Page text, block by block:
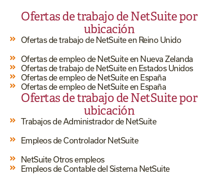
Ofertas de trabajo de NetSuite por
ubicación
Ofertas de trabajo de NetSuite en Reino Unido
Ofertas de empleo de NetSuite en Nueva Zelanda
Ofertas de trabajo de NetSuite en Estados Unidos
Ofertas de empleo de NetSuite en España
Ofertas de empleo de NetSuite en España
Ofertas de trabajo de NetSuite por
ubicación
Trabajos de Administrador de NetSuite
Empleos de Controlador NetSuite
NetSuite Otros empleos
Empleos de Contable del Sistema NetSuite